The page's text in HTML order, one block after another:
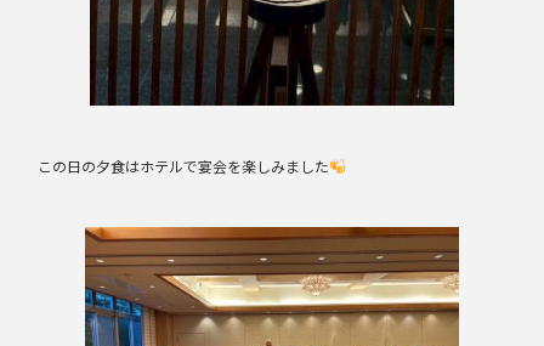
この日の夕食はホテルで宴会を楽しみました